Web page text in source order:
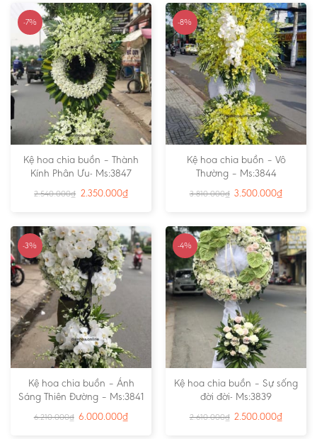
-7%
Kệ hoa chia buồn – Thành
Kính Phân Ưu- Ms:3847
2.540.000₫ 2.350.000₫
-8%
Kệ hoa chia buồn – Vô
Thường – Ms:3844
3.810.000₫ 3.500.000₫
-3%
Kệ hoa chia buồn – Ánh
Sáng Thiên Đường – Ms:3841
6.210.000₫ 6.000.000₫
-4%
Kệ hoa chia buồn – Sự sống
đời đời- Ms:3839
2.610.000₫ 2.500.000₫